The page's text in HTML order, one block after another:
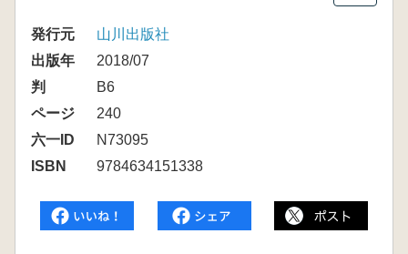
発行元
山川出版社
出版年
2018/07
判
B6
ページ
240
六一ID
N73095
ISBN
9784634151338